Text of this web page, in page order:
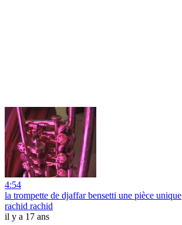
4:54
la trompette de djaffar bensetti une pièce unique
rachid rachid
il y a 17 ans